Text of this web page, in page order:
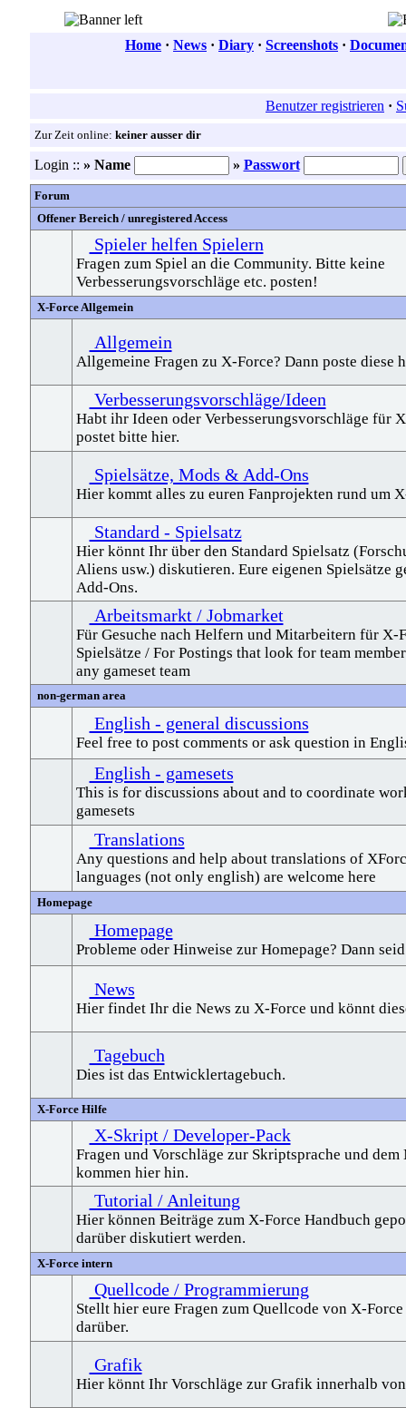
Home · News · Diary · Screenshots ·
Benutzer registrieren ·
Zur Zeit online: keiner ausser dir
Login :: » Name » Passwort
Forum
Offener Bereich / unregistered Access
Spieler helfen Spielern
Fragen zum Spiel an die Community. Bitte keine
Verbesserungsvorschläge etc. posten!
X-Force Allgemein
Allgemein
Allgemeine Fragen zu X-Force? Dann poste diese
Verbesserungsvorschläge/Ideen
Habt ihr Ideen oder Verbesserungsvorschläge für
postet bitte hier.
Spielsätze, Mods & Add-Ons
Hier kommt alles zu euren Fanprojekten rund um
Standard - Spielsatz
Hier könnt Ihr über den Standard Spielsatz
Aliens usw.) diskutieren. Eure eigenen Spielsätze
Add-Ons.
Arbeitsmarkt / Jobmarket
Für Gesuche nach Helfern und Mitarbeitern für X-
Spielsätze / For Postings that look for team
any gameset team
non-german area
English - general discussions
Feel free to post comments or ask question in
English - gamesets
This is for discussions about and to coordinate
gamesets
Translations
Any questions and help about translations of
languages (not only english) are welcome here
Homepage
Homepage
Probleme oder Hinweise zur Homepage? Dann
News
Hier findet Ihr die News zu X-Force und könnt
Tagebuch
Dies ist das Entwicklertagebuch.
X-Force Hilfe
X-Skript / Developer-Pack
Fragen und Vorschläge zur Skriptsprache und
kommen hier hin.
Tutorial / Anleitung
Hier können Beiträge zum X-Force Handbuch
darüber diskutiert werden.
X-Force intern
Quellcode / Programmierung
Stellt hier eure Fragen zum Quellcode von X-
darüber.
Grafik
Hier könnt Ihr Vorschläge zur Grafik innerhalb